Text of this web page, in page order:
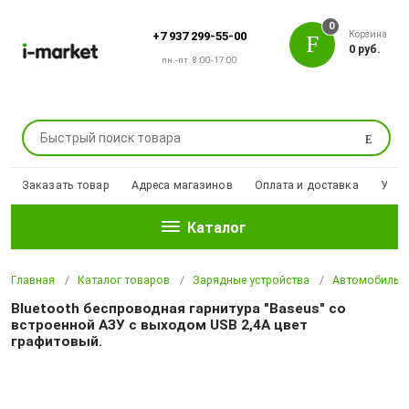
+7 937 299-55-00
пн.-пт. 8:00-17:00
Поиск
0
Корзина
0 руб.
Заказать товар Адреса магазинов Оплата и доставка
Каталог
Главная Каталог товаров Зарядные устройства
Bluetooth беспроводная гарнитура "Baseus" со
встроенной АЗУ с выходом USB 2,4A цвет
графитовый.